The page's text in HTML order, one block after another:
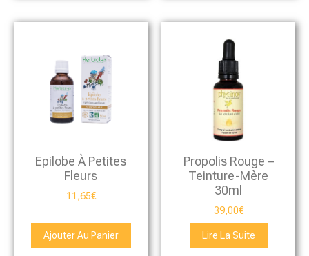
Epilobe À Petites
Fleurs
11,65€
Ajouter Au Panier
Propolis Rouge –
Teinture-Mère
30ml
39,00€
Lire La Suite